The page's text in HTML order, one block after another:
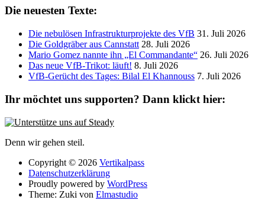
Die neuesten Texte:
Die nebulösen Infrastrukturprojekte des VfB 31. Juli 2026
Die Goldgräber aus Cannstatt 28. Juli 2026
Mario Gomez nannte ihn „El Commandante“ 26. Juli 2026
Das neue VfB-Trikot: läuft! 8. Juli 2026
VfB-Gerücht des Tages: Bilal El Khannouss 7. Juli 2026
Ihr möchtet uns supporten? Dann klickt hier:
Denn wir gehen steil.
Copyright © 2026 Vertikalpass
Datenschutzerklärung
Proudly powered by WordPress
Theme: Zuki von Elmastudio